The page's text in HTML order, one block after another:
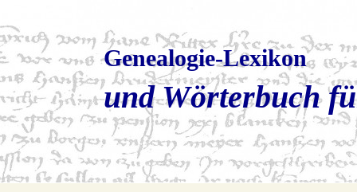
Genealogie-Lexikon
und Wörterbuch